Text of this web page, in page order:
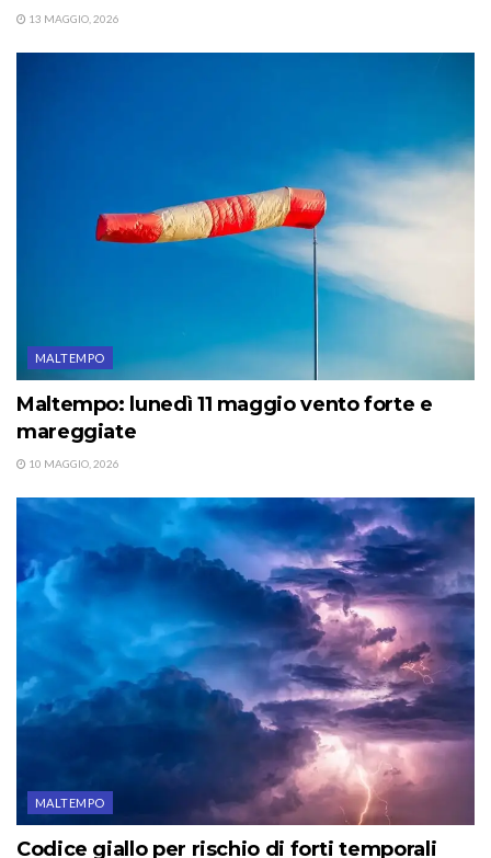
13 MAGGIO, 2026
MALTEMPO
Maltempo: lunedì 11 maggio vento forte e
mareggiate
10 MAGGIO, 2026
MALTEMPO
Codice giallo per rischio di forti temporali